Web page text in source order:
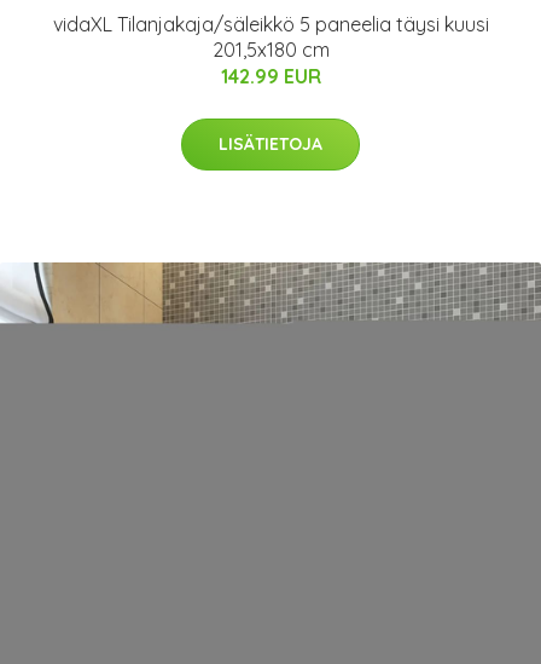
vidaXL Tilanjakaja/säleikkö 5 paneelia täysi kuusi
201,5x180 cm
142.99 EUR
LISÄTIETOJA